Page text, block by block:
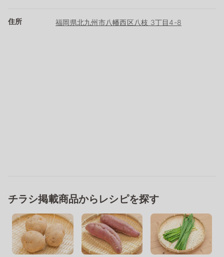
住所 福岡県北九州市八幡西区八枝 3丁目4-8
チラシ掲載商品からレシピを探す